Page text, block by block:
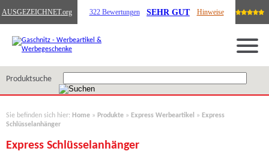
AUSGEZEICHNET.org 322 Bewertungen SEHR GUT Hinweise
Produktsuche
Sie befinden sich hier: Home » Produkte » Express Werbeartikel » Express
Schlüsselanhänger
Express Schlüsselanhänger